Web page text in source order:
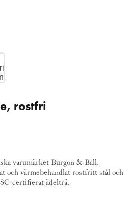
rostfri
varumärket Burgon & Ball.
och värmebehandlat rostfritt stål och
certifierat ädelträ.